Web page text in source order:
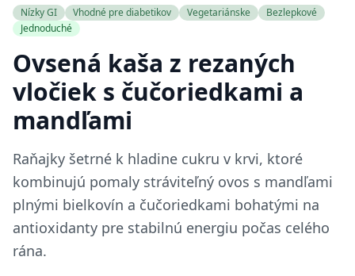
Nízky GI Vhodné pre diabetikov Vegetariánske
Bezlepkové
Jednoduché
Ovsená kaša z rezaných
vločiek s čučoriedkami a
mandľami
Raňajky šetrné k hladine cukru v krvi, ktoré
kombinujú pomaly stráviteľný ovos s mandľami
plnými bielkovín a čučoriedkami bohatými na
antioxidanty pre stabilnú energiu počas celého
rána.